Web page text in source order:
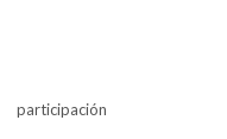
participación